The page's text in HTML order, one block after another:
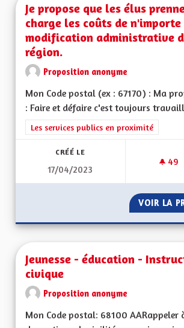
Je propose que les élus
charge les coûts de
modification administrative
région.
Proposition anonyme
Mon Code postal (ex : 67170) : Ma
: Faire et défaire c'est toujours
Filtrer les résultats de la catégorie : Les
Les services publics en proximité
CRÉÉ LE
17/04/2023
49
VOIR LA
Jeunesse - éducation -
civique
Proposition anonyme
Mon Code postal: 68100 AARappeler